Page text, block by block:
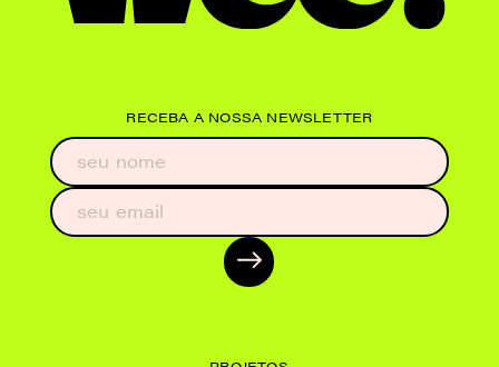
RECEBA A NOSSA NEWSLETTER